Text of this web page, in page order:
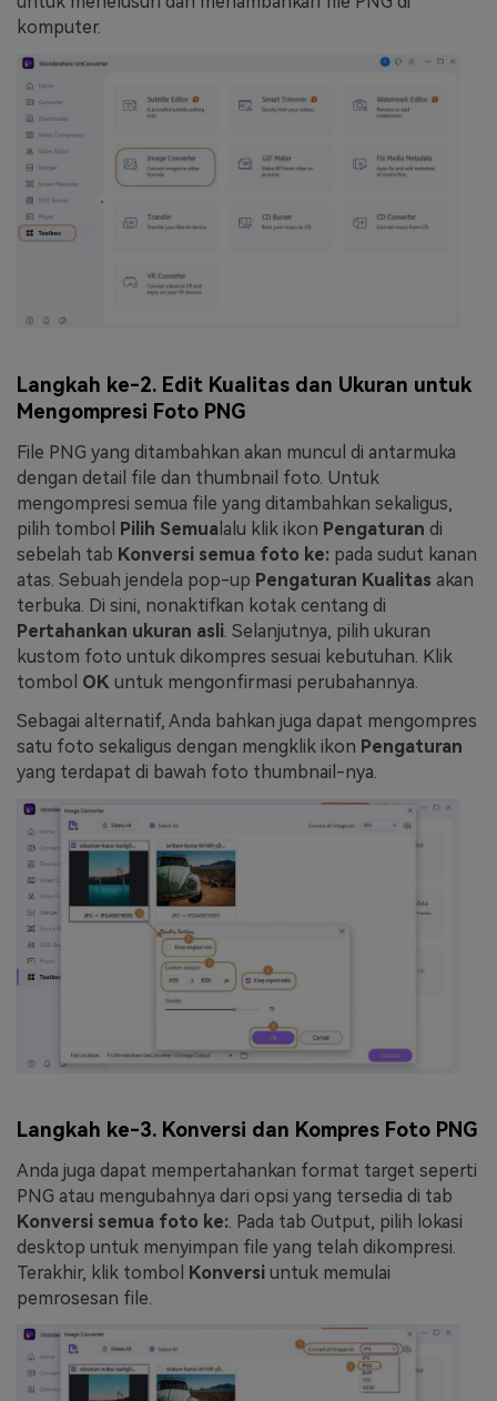
komputer.
Langkah ke-2. Edit Kualitas dan Ukuran untuk
Mengompresi Foto PNG
File PNG yang ditambahkan akan muncul di antarmuka
dengan detail file dan thumbnail foto. Untuk
mengompresi semua file yang ditambahkan sekaligus,
pilih tombol Pilih Semua lalu klik ikon Pengaturan di
sebelah tab Konversi semua foto ke: pada sudut kanan
atas. Sebuah jendela pop-up Pengaturan Kualitas akan
terbuka. Di sini, nonaktifkan kotak centang di
Pertahankan ukuran asli . Selanjutnya, pilih ukuran
kustom foto untuk dikompres sesuai kebutuhan. Klik
tombol OK untuk mengonfirmasi perubahannya.
Sebagai alternatif, Anda bahkan juga dapat mengompres
satu foto sekaligus dengan mengklik ikon Pengaturan
yang terdapat di bawah foto thumbnail-nya.
Langkah ke-3. Konversi dan Kompres Foto PNG
Anda juga dapat mempertahankan format target seperti
PNG atau mengubahnya dari opsi yang tersedia di tab
Konversi semua foto ke: . Pada tab Output, pilih lokasi
desktop untuk menyimpan file yang telah dikompresi.
Terakhir, klik tombol Konversi untuk memulai
pemrosesan file.